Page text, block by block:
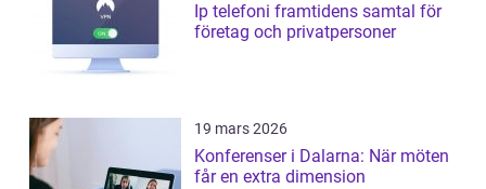
Ip telefoni framtidens samtal för
företag och privatpersoner
19 mars 2026
Konferenser i Dalarna: När möten
får en extra dimension